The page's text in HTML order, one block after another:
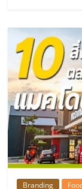
รวม
แฟ
รน
ไชส์
พร้อม
Branding